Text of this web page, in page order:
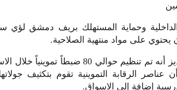
وحماية المستهلك بريف دمشق
يحتوي على مواد منتهية الصلاحية.
وأوضح سالم لسيريانديز أنه تم تنظيم حوالي
عناصر الرقابة التموينية تقوم بتكثيف
إضافة إلى الاسواق.